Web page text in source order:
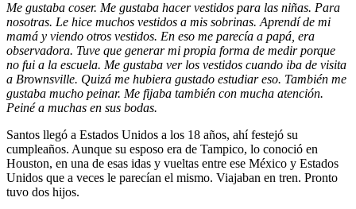
Me gustaba coser. Me gustaba hacer vestidos para las niñas. Para
nosotras. Le hice muchos vestidos a mis sobrinas. Aprendí de mi
mamá y viendo otros vestidos. En eso me parecía a papá, era
observadora. Tuve que generar mi propia forma de medir porque
no fui a la escuela. Me gustaba ver los vestidos cuando iba de visita
a Brownsville. Quizá me hubiera gustado estudiar eso. También me
gustaba mucho peinar. Me fijaba también con mucha atención.
Peiné a muchas en sus bodas.
Santos llegó a Estados Unidos a los 18 años, ahí festejó su
cumpleaños. Aunque su esposo era de Tampico, lo conoció en
Houston, en una de esas idas y vueltas entre ese México y Estados
Unidos que a veces le parecían el mismo. Viajaban en tren. Pronto
tuvo dos hijos.